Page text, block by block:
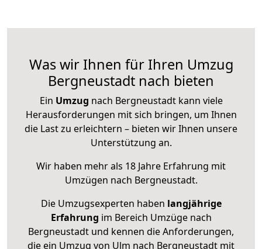
Was wir Ihnen für Ihren Umzug
Bergneustadt nach bieten
Ein Umzug nach Bergneustadt kann viele
Herausforderungen mit sich bringen, um Ihnen
die Last zu erleichtern – bieten wir Ihnen unsere
Unterstützung an.
Wir haben mehr als 18 Jahre Erfahrung mit
Umzügen nach Bergneustadt.
Die Umzugsexperten haben langjährige
Erfahrung im Bereich Umzüge nach
Bergneustadt und kennen die Anforderungen,
die ein Umzug von Ulm nach Bergneustadt mit